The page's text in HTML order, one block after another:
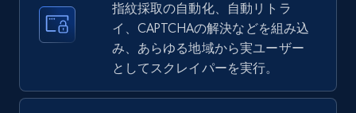
LinkedIn company information
ID, Name, Country code, Locations, Followers,
more.
指紋採取の自動化、自動リトラ
イ、CAPTCHAの解決などを組み込
み、あらゆる地域から実ユーザー
としてスクレイパーを実行。